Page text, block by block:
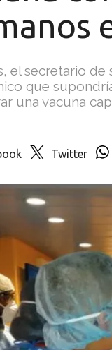
el secretario
que
una vacuna
Twitter